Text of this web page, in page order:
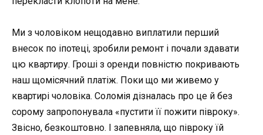
Ми з чоловіком нещодавно виплатили перший
внесок по іпотеці, зробили ремонт і почали здавати
цю квартиру. Гроші з оренди повністю покривають
наш щомісячний платіж. Поки що ми живемо у
квартирі чоловіка. Соломія дізналась про це й без
сорому запропонувала «пустити її пожити півроку».
Звісно, безкоштовно. І запевняла, що півроку їй